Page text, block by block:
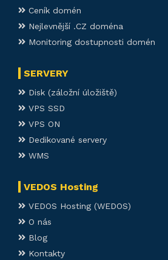
Ceník domén
Nejlevnější .CZ doména
Monitoring dostupnosti domén
SERVERY
Disk (záložní úložiště)
VPS SSD
VPS ON
Dedikované servery
WMS
VEDOS Hosting
VEDOS Hosting (WEDOS)
O nás
Blog
Kontakty